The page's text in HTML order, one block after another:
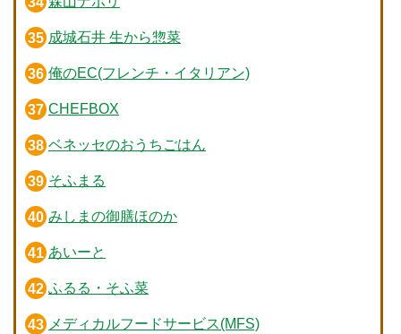
成城石井 生から惣菜
俺のEC(フレンチ・イタリアン)
CHEFBOX
ベネッセのおうちごはん
そふまる
みしまの御膳ほのか
あいーと
ふるる・そふ菜
メディカルフードサービス(MFS)